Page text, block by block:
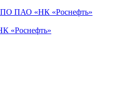
ПАО «НК «Роснефть»
«Роснефть»